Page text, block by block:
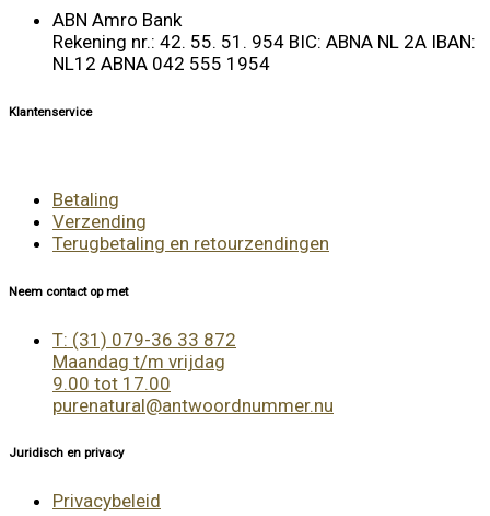
ABN Amro Bank
Rekening nr.: 42. 55. 51. 954 BIC: ABNA NL 2A IBAN:
NL12 ABNA 042 555 1954
Klantenservice
Betaling
Verzending
Terugbetaling en retourzendingen
Neem contact op met
T: (31) 079-36 33 872
Maandag t/m vrijdag
9.00 tot 17.00
purenatural@antwoordnummer.nu
Juridisch en privacy
Privacybeleid